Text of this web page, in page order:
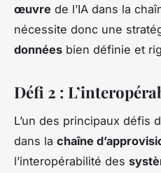
œuvre de l’IA dans la
nécessite donc une
données bien définie et
Défi 2 :
L’un des principaux défis
dans la chaîne
l’interopérabilité des